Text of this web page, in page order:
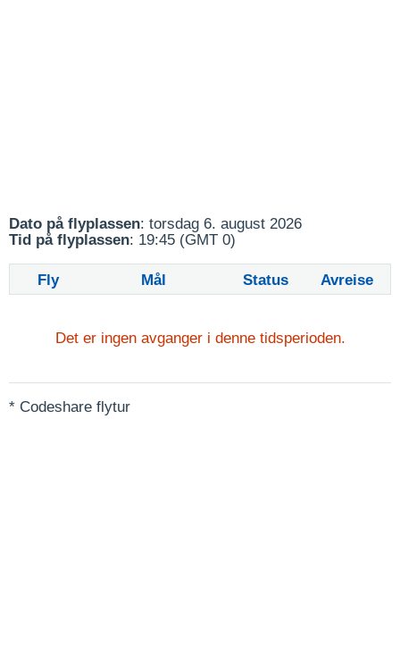
Dato på flyplassen: torsdag 6. august 2026
Tid på flyplassen: 19:45 (GMT 0)
Fly Mål Status Avreise
Det er ingen avganger i denne tidsperioden.
* Codeshare flytur